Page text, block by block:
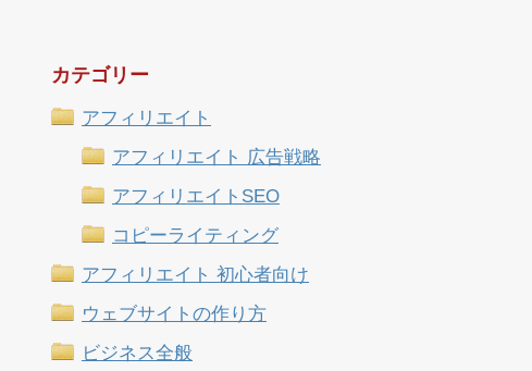
カテゴリー
アフィリエイト
アフィリエイト 広告戦略
アフィリエイトSEO
コピーライティング
アフィリエイト 初心者向け
ウェブサイトの作り方
ビジネス全般